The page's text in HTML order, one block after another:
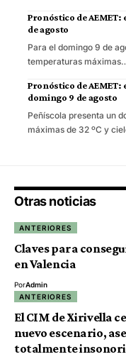
Pronóstico de
de agosto
Para el domingo 9 de
temperaturas
Pronóstico de
domingo 9 de agosto
Peñíscola presenta un
máximas de 32 ºC y
Otras noticias
ANTERIORES
Claves para
en Valencia
PorAdmin
ANTERIORES
El CIM de Xirivella
nuevo escenario,
totalmente